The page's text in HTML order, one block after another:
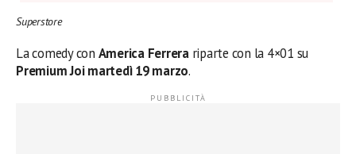
Superstore
La comedy con America Ferrerariparte con la 4×01 su
Premium Joi martedì 19 marzo.